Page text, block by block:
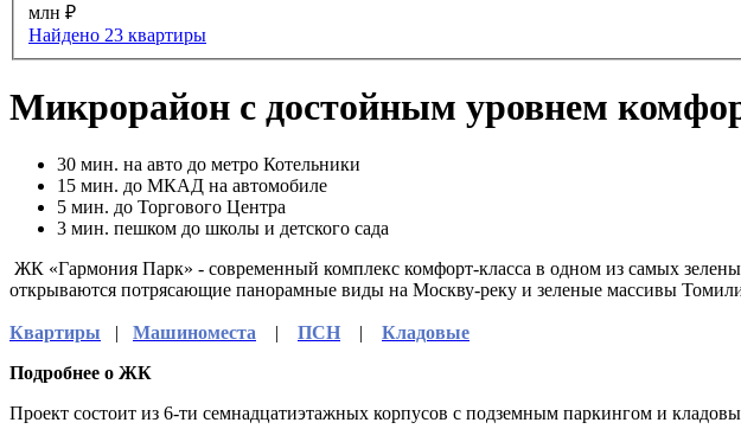
млн ₽
Найдено 23 квартиры
Микрорайон с достойным уровнем
30 мин. на авто до метро Котельники
15 мин. до МКАД на автомобиле
5 мин. до Торгового Центра
3 мин. пешком до школы и детского сада
ЖК «Гармония Парк» - современный комплекс комфорт-класса в одном из самых
открываются потрясающие панорамные виды на Москву-реку и зеленые массивы
Квартиры Машиноместа ПСН
Кладовые
Подробнее о ЖК
Проект состоит из 6-ти семнадцатиэтажных корпусов с подземным паркингом и